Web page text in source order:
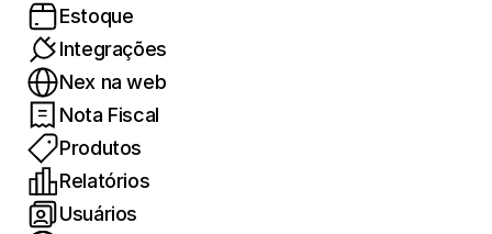
Estoque
Integrações
Nex na web
Nota Fiscal
Produtos
Relatórios
Usuários